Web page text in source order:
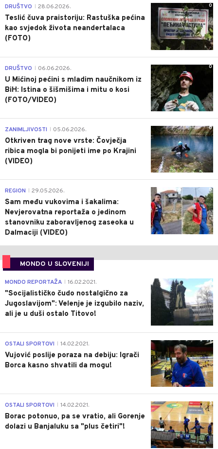
0
DRUŠTVO 28.06.2026.
Teslić čuva praistoriju: Rastuška pećina
kao svjedok života neandertalaca
(FOTO)
0
DRUŠTVO 06.06.2026.
U Mićinoj pećini s mladim naučnikom iz
BiH: Istina o šišmišima i mitu o kosi
(FOTO/VIDEO)
0
ZANIMLJIVOSTI 05.06.2026.
Otkriven trag nove vrste: Čovječja
ribica mogla bi ponijeti ime po Krajini
(VIDEO)
0
REGION 29.05.2026.
Sam među vukovima i šakalima:
Nevjerovatna reportaža o jedinom
stanovniku zaboravljenog zaseoka u
Dalmaciji (VIDEO)
MONDO U SLOVENIJI
4
MONDO REPORTAŽA 16.02.2021.
"Socijalističko čudo nostalgično za
Jugoslavijom": Velenje je izgubilo naziv,
ali je u duši ostalo Titovo!
1
OSTALI SPORTOVI 14.02.2021.
Vujović poslije poraza na debiju: Igrači
Borca kasno shvatili da mogu!
3
OSTALI SPORTOVI 14.02.2021.
Borac potonuo, pa se vratio, ali Gorenje
dolazi u Banjaluku sa "plus četiri"!